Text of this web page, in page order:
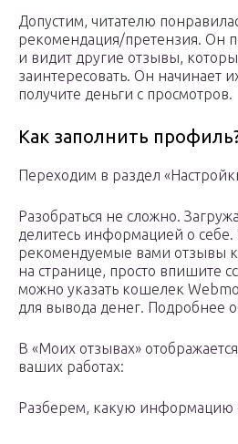
Допустим, читателю
рекомендация/претензия. Он
и видит другие отзывы,
заинтересовать. Он начинает
получите деньги с просмотров.
Как заполнить
Переходим в раздел
Разобраться не сложно.
делитесь информацией о себе.
рекомендуемые вами отзывы
на странице, просто впишите
можно указать кошелек
для вывода денег. Подробнее
В «Моих отзывах»
ваших работах:
Разберем, какую информацию